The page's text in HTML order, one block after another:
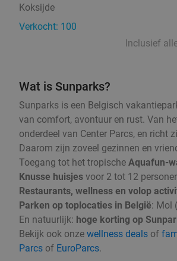
Koksijde
Verkocht: 100
Inclusief
Wat is Sunparks?
Sunparks is een Belgisch
van comfort, avontuur en rust. Van
onderdeel van Center Parcs, en richt
Daarom zijn zoveel gezinnen en
Toegang tot het tropische Aquafun-
Knusse huisjes voor 2 tot 12
Restaurants, wellness en volop
Parken op toplocaties in België: Mol
En natuurlijk: hoge korting op
Bekijk ook onze wellness deals of
Parcs of EuroParcs.